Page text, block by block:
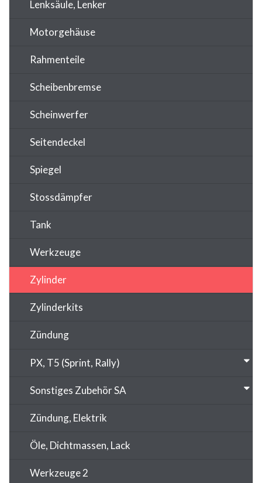
Lenksäule, Lenker
Motorgehäuse
Rahmenteile
Scheibenbremse
Scheinwerfer
Seitendeckel
Spiegel
Stossdämpfer
Tank
Werkzeuge
Zylinder
Zylinderkits
Zündung
PX, T5 (Sprint, Rally)
Sonstiges Zubehör SA
Zündung, Elektrik
Öle, Dichtmassen, Lack
Werkzeuge 2